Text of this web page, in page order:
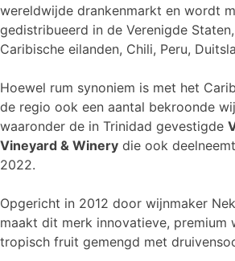
wereldwijde drankenmarkt en wordt
gedistribueerd in de Verenigde
Caribische eilanden, Chili, Peru,
Hoewel rum synoniem is met het
de regio ook een aantal bekroonde
waaronder de in Trinidad gevestigde
Vineyard & Winery die ook
2022.
Opgericht in 2012 door wijnmaker
maakt dit merk innovatieve, premium
tropisch fruit gemengd met